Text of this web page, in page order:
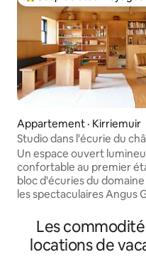
Appartement · Kirriemuir
Studio dans l'écurie du
Un espace ouvert
confortable au premier
bloc d'écuries du
les spectaculaires Angus
sensation d'espace à la
Tout ici est fait de
Douglas, y compris les
Les
locations de